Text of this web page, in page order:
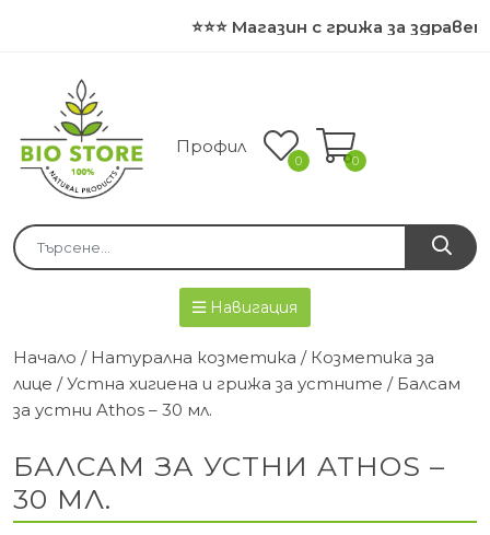
⭐⭐⭐ Магазин с грижа за
Профил
0 0
Навигация
Начало / Натурална козметика / Козметика за
лице /Устна хигиена и грижа за устните / Балсам
за устни Athos – 30 мл.
БАЛСАМ ЗА УСТНИ ATHOS –
30 МЛ.